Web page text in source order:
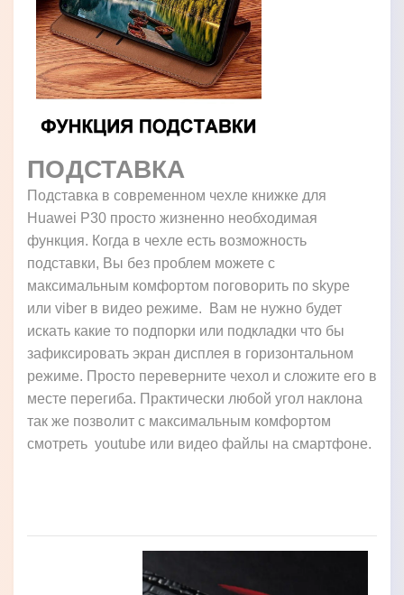
ПОДСТАВКА
Подставка в современном чехле книжке для
Huawei P30 просто жизненно необходимая
функция. Когда в чехле есть возможность
подставки, Вы без проблем можете с
максимальным комфортом поговорить по skype
или viber в видео режиме. Вам не нужно будет
искать какие то подпорки или подкладки что бы
зафиксировать экран дисплея в горизонтальном
режиме. Просто переверните чехол и сложите его в
месте перегиба. Практически любой угол наклона
так же позволит с максимальным комфортом
смотреть youtube или видео файлы на смартфоне.